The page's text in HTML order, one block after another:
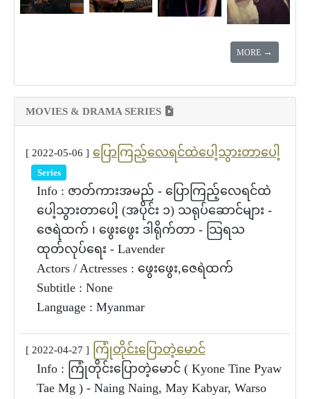
MORE →
MOVIES & DRAMA SERIES
[ 2022-05-06 ] ပြောကြည့်လေရင်ထဲပေါ့သွားတာပေါ့
Series
Info : ဇာတ်ကားအမည် - ပြောကြည့်လေရင်ထဲ
ပေါ့သွားတာပေါ့ (အပိုင်း ၁) သရုပ်ဆောင်များ -
ဇေရဲထက် ၊ ဖွေးဖွေး ဒါရိုက်တာ - သြရသ
ထုတ်လုပ်ရေး - Lavender
Actors / Actresses : ဖွေးဖွေး,ဇေရဲထက်
Subtitle : None
Language : Myanmar
[ 2022-04-27 ]
ကြုံတိုင်းပြောတဲ့မောင်
Info : ကြုံတိုင်းပြောတဲ့မောင် ( Kyone Tine Pyaw
Tae Mg ) - Naing Naing, May Kabyar, Warso